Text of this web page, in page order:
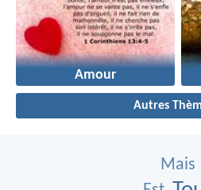
Amour
Autres
Mais